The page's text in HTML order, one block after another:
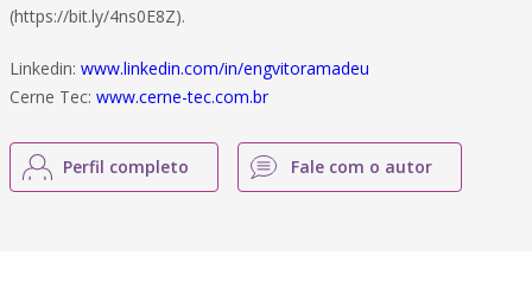
(https://bit.ly/4ns0E8Z).
Linkedin: www.linkedin.com/in/engvitoramadeu
Cerne Tec: www.cerne-tec.com.br
Perfil completo Fale com o autor